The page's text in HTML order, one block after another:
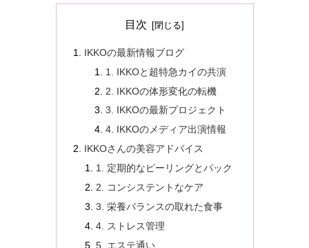
目次
IKKOの最新情報ブログ
1. IKKOと超特急カイの共演
2. IKKOの体形変化の転機
3. IKKOの最新プロジェクト
4. IKKOのメディア出演情報
IKKOさんの美容アドバイス
1. 定期的なピーリングとパック
2. コンシステントなケア
3. 栄養バランスの取れた食事
4. ストレス管理
5. エステ通い